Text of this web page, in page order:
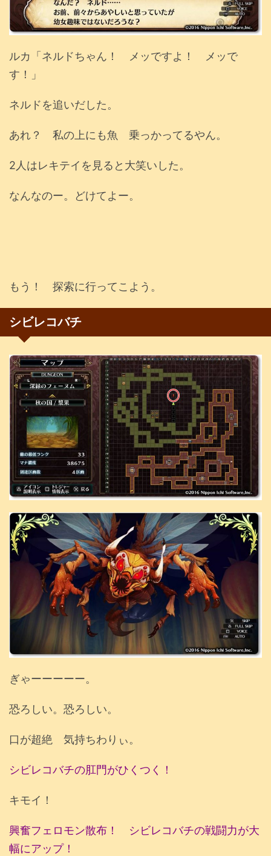
ルカ「ネルドちゃん！ メッですよ！ メッで
す！」
ネルドを追いだした。
あれ？ 私の上にも魚 乗っかってるやん。
2人はレキテイを見ると大笑いした。
なんなのー。どけてよー。
もう！ 探索に行ってこよう。
シビレコバチ
ぎゃーーーーー。
恐ろしい。恐ろしい。
口が超絶 気持ちわりぃ。
シビレコバチの肛門がひくつく！
キモイ！
興奮フェロモン散布！ シビレコバチの戦闘力が大
幅にアップ！